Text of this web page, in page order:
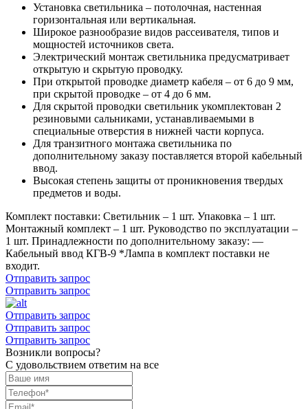
Установка светильника – потолочная, настенная
горизонтальная или вертикальная.
Широкое разнообразие видов рассеивателя, типов и
мощностей источников света.
Электрический монтаж светильника предусматривает
открытую и скрытую проводку.
При открытой проводке диаметр кабеля – от 6 до 9 мм,
при скрытой проводке – от 4 до 6 мм.
Для скрытой проводки светильник укомплектован 2
резиновыми сальниками, устанавливаемыми в
специальные отверстия в нижней части корпуса.
Для транзитного монтажа светильника по
дополнительному заказу поставляется второй кабельный
ввод.
Высокая степень защиты от проникновения твердых
предметов и воды.
Комплект поставки: Светильник – 1 шт. Упаковка – 1 шт.
Монтажный комплект – 1 шт. Руководство по эксплуатации –
1 шт. Принадлежности по дополнительному заказу: —
Кабельный ввод КГВ-9 *Лампа в комплект поставки не
входит.
Отправить запрос
Отправить запрос
Отправить запрос
Отправить запрос
Отправить запрос
Возникли вопросы?
С удовольствием ответим на все